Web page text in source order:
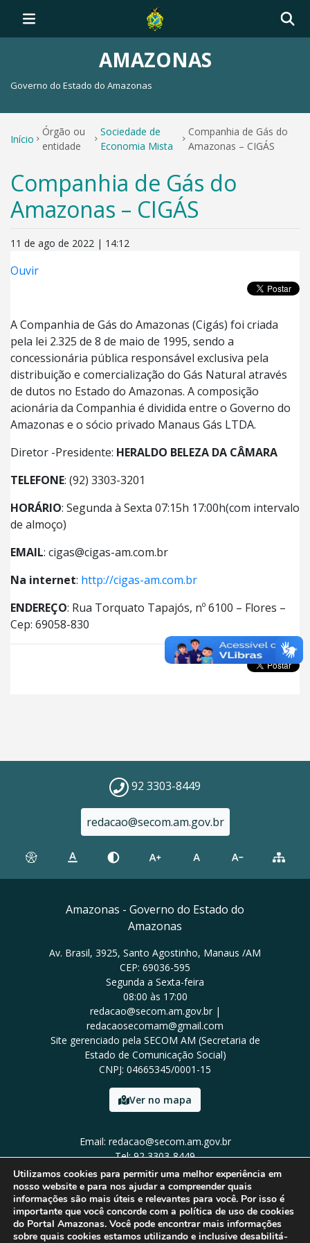
AMAZONAS
Governo do Estado do Amazonas
Início
Órgão ou
entidade
Sociedade de
Economia Mista
Companhia de Gás do
Amazonas – CIGÁS
Companhia de Gás do
Amazonas – CIGÁS
11 de ago de 2022 | 14:12
Ouvir
A Companhia de Gás do Amazonas (Cigás) foi criada
pela lei 2.325 de 8 de maio de 1995, sendo a
concessionária pública responsável exclusiva pela
distribuição e comercialização do Gás Natural através
de dutos no Estado do Amazonas. A composição
acionária da Companhia é dividida entre o Governo do
Amazonas e o sócio privado Manaus Gás LTDA.
Diretor -Presidente: HERALDO BELEZA DA CÂMARA
TELEFONE: (92) 3303-3201
HORÁRIO: Segunda à Sexta 07:15h 17:00h(com intervalo
de almoço)
EMAIL: cigas@cigas-am.com.br
Na internet: http://cigas-am.com.br
ENDEREÇO: Rua Torquato Tapajós, nº 6100 – Flores –
Cep: 69058-830
92 3303-8449
redacao@secom.am.gov.br
Amazonas - Governo do Estado do
Amazonas
Av. Brasil, 3925, Santo Agostinho, Manaus /AM
CEP: 69036-595
Segunda a Sexta-feira
08:00 às 17:00
redacao@secom.am.gov.br |
redacaosecomam@gmail.com
Site gerenciado pela SECOM AM (Secretaria de
Estado de Comunicação Social)
CNPJ: 04665345/0001-15
Ver no mapa
Email: redacao@secom.am.gov.br
Tel: 92 3303-8449
Utilizamos cookies para permitir uma melhor experiência em
nosso website e para nos ajudar a compreender quais
informações são mais úteis e relevantes para você. Por isso é
importante que você concorde com a política de uso de cookies
do Portal Amazonas. Você pode encontrar mais informações
sobre quais cookies estamos utilizando e inclusive desabilitá-